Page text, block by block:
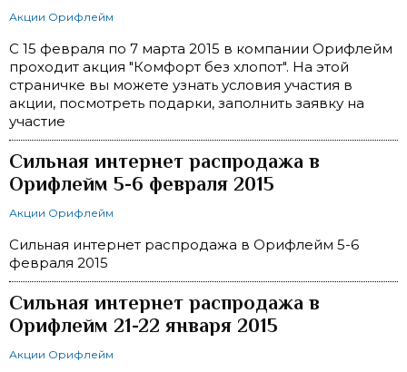
Акции Орифлейм
С 15 февраля по 7 марта 2015 в компании Орифлейм
проходит акция "Комфорт без хлопот". На этой
страничке вы можете узнать условия участия в
акции, посмотреть подарки, заполнить заявку на
участие
Сильная интернет распродажа в
Орифлейм 5-6 февраля 2015
Акции Орифлейм
Сильная интернет распродажа в Орифлейм 5-6
февраля 2015
Сильная интернет распродажа в
Орифлейм 21-22 января 2015
Акции Орифлейм